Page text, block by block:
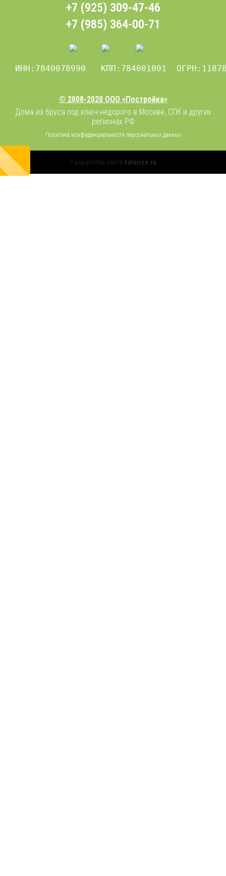
+7 (925) 309-47-46
+7 (985) 364-00-71
ИНН:7840078990   КПП:784001001
© 2008-2020 ООО «Постройка»
Дома из бруса под ключ недорого в Москве, СПб и других
регионах РФ
Политика конфиденциальности персональных данных
Разработка сайта salerise.ru